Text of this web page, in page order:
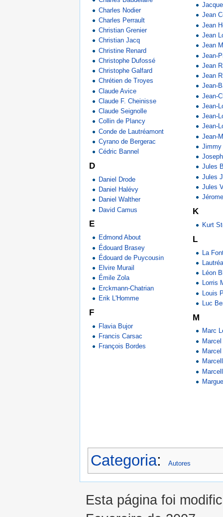
Charles Nodier
Charles Perrault
Christian Grenier
Christian Jacq
Christine Renard
Christophe Dufossé
Christophe Galfard
Chrétien de Troyes
Claude Avice
Claude F. Cheinisse
Claude Seignolle
Collin de Plancy
Conde de Lautréamont
Cyrano de Bergerac
Cédric Bannel
D
Daniel Drode
Daniel Halévy
Daniel Walther
David Camus
E
Edmond About
Édouard Brasey
Édouard de Puycousin
Elvire Murail
Émile Zola
Erckmann-Chatrian
Erik L'Homme
F
Flavia Bujor
Francis Carsac
François Bordes
Jean
Jean
Jean
Jean
Jean-
Jean
Jean
Jean-
Jean-
Jean-
Jean-
Jean-
Jean-
Jimmy
Jules
Jules
Jules
K
Kurt
L
La
Léon
Lorris
Louis
Luc
M
Marc
Categoria: Autores
Esta página foi